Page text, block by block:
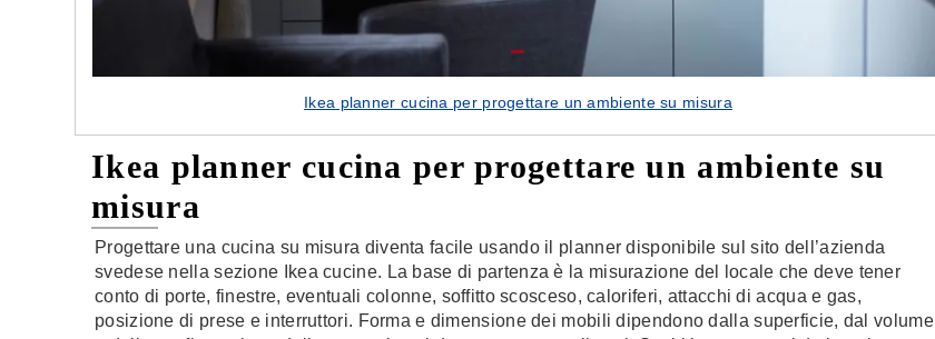
Ikea planner cucina per progettare un ambiente su misura
Ikea planner cucina per progettare un ambiente su
misura
Progettare una cucina su misura diventa facile usando il planner disponibile sul sito dell’azienda
svedese nella sezione Ikea cucine. La base di partenza è la misurazione del locale che deve tener
conto di porte, finestre, eventuali colonne, soffitto scosceso, caloriferi, attacchi di acqua e gas,
posizione di prese e interruttori. Forma e dimensione dei mobili dipendono dalla superficie, dal volume